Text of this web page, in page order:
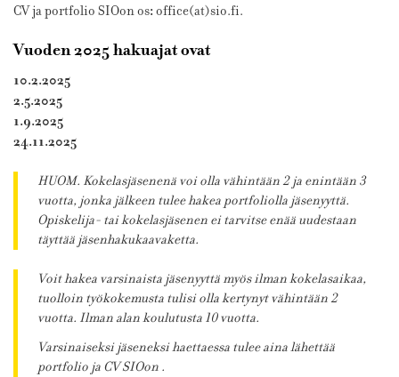
CV ja portfolio SIOon os: office(at)sio.fi.
Vuoden 2025 hakuajat ovat
10.2.2025
2.5.2025
1.9.2025
24.11.2025
HUOM. Kokelasjäsenenä voi olla vähintään 2 ja enintään 3
vuotta, jonka jälkeen tulee hakea portfoliolla jäsenyyttä.
Opiskelija- tai kokelasjäsenen ei tarvitse enää uudestaan
täyttää jäsenhakukaavaketta.
Voit hakea varsinaista jäsenyyttä myös ilman kokelasaikaa,
tuolloin työkokemusta tulisi olla kertynyt vähintään 2
vuotta. Ilman alan koulutusta 10 vuotta.
Varsinaiseksi jäseneksi haettaessa tulee aina lähettää
portfolio ja CV SIOon .